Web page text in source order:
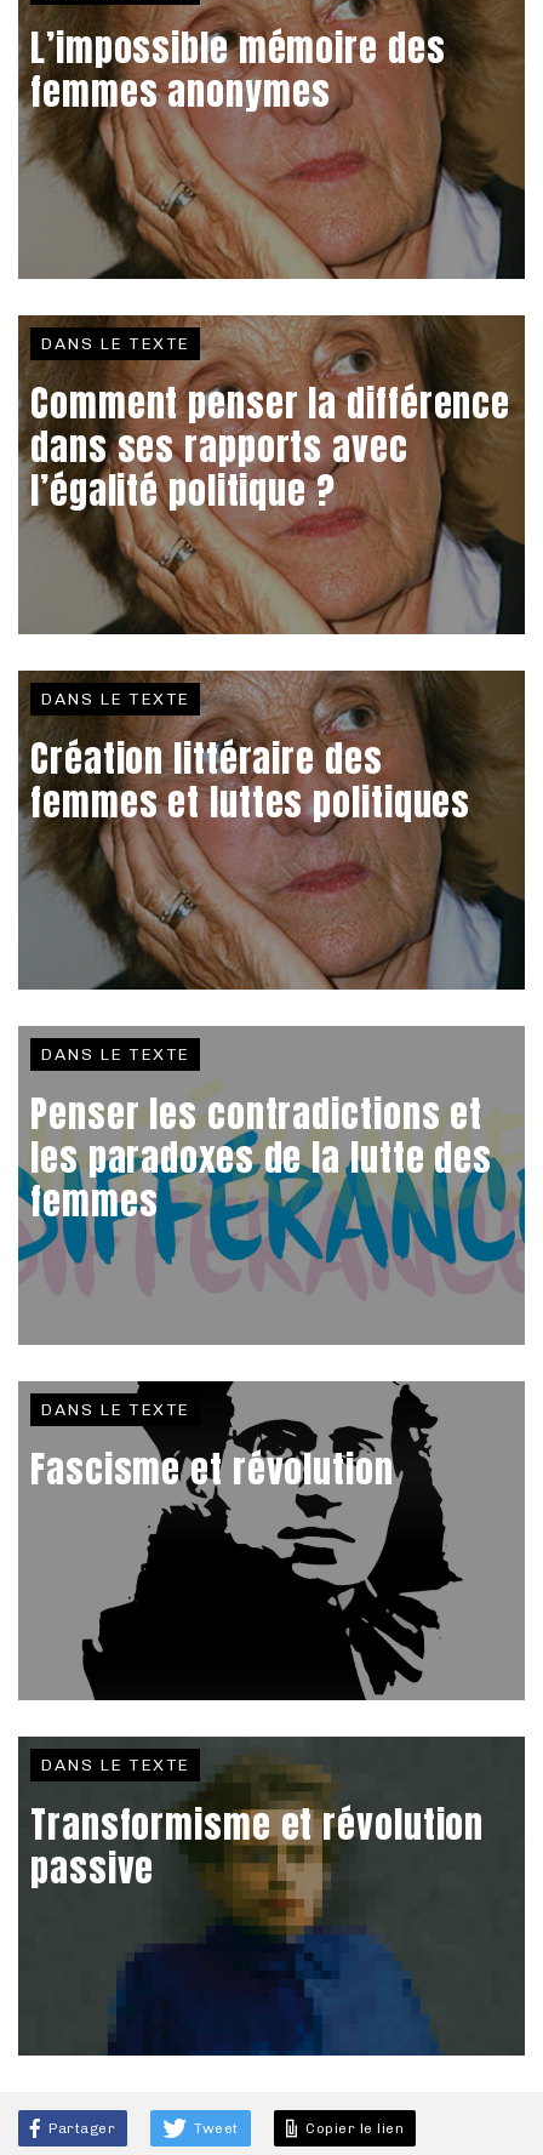
L’impossible mémoire des
femmes anonymes
DANS LE TEXTE
Comment penser la différence
dans ses rapports avec
l’égalité politique ?
DANS LE TEXTE
Création littéraire des
femmes et luttes politiques
DANS LE TEXTE
Penser les contradictions et
les paradoxes de la lutte des
femmes
DANS LE TEXTE
Fascisme et révolution
DANS LE TEXTE
Transformisme et révolution
passive
Partager Tweet Copier le lien